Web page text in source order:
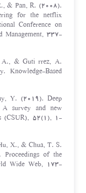
& Pan, R. (2008).
for the netflix
Conference on
Management, 337-
A., & Gutiérrez, A.
Knowledge-Based
Y. (2019). Deep
A survey and new
(CSUR), 52(1), 1-
X., & Chua, T. S.
of the
Wide Web, 173-